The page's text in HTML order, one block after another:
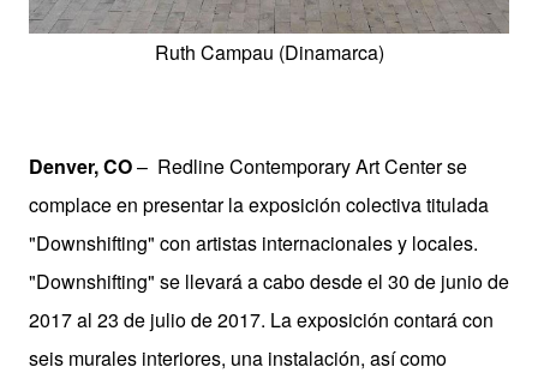
Ruth Campau (Dinamarca)
Denver, CO– Redline Contemporary Art Center se
complace en presentar la exposición colectiva titulada
"Downshifting" con artistas internacionales y locales.
"Downshifting" se llevará a cabo desde el 30 de junio de
2017 al 23 de julio de 2017. La exposición contará con
seis murales interiores, una instalación, así como